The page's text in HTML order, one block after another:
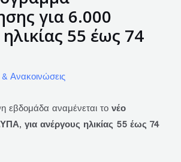
για 6.000
55 έως 74
Ανακοινώσεις
εβδομάδα αναμένεται το νέο
, για ανέργους ηλικίας 55 έως 74